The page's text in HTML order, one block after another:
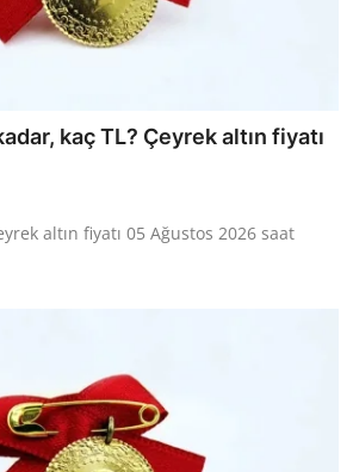
kaç TL? Çeyrek altın fiyatı
altın fiyatı 05 Ağustos 2026 saat